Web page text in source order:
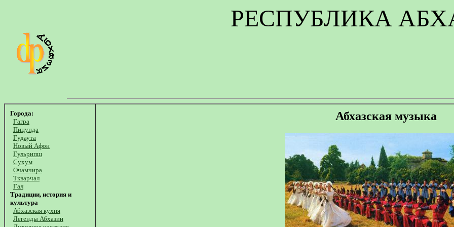
РЕСПУБЛИКА
Города:
Гагра
Пицунда
Гудаута
Новый Афон
Гульрипш
Сухум
Очамчира
Ткварчал
Гал
Традиции, история и
культура
Абхазская кухня
Легенды Абхазии
Абхазская музыка